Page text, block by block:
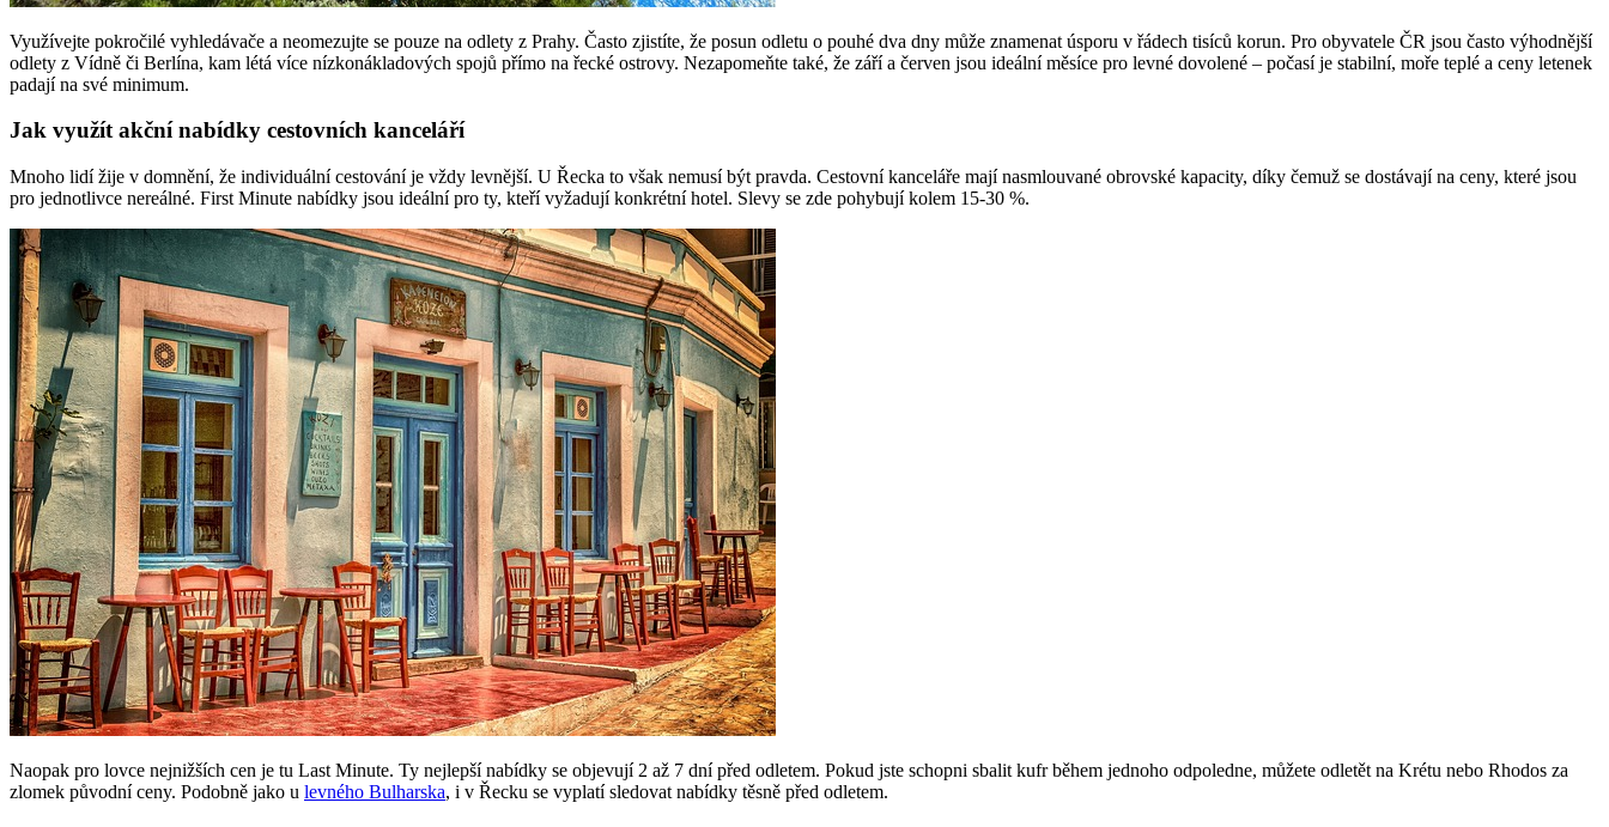
Využívejte pokročilé vyhledávače a neomezujte se pouze na odlety z Prahy. Často zjistíte, že posun odletu o pouhé dva dny může znamenat úsporu v řádech tisíců korun. Pro obyvatele ČR jsou často výhodnější
odlety z Vídně či Berlína, kam létá více nízkonákladových spojů přímo na řecké ostrovy. Nezapomeňte také, že září a červen jsou ideální měsíce pro levné dovolené – počasí je stabilní, moře teplé a ceny letenek
padají na své minimum.
Jak využít akční nabídky cestovních kanceláří
Mnoho lidí žije v domnění, že individuální cestování je vždy levnější. U Řecka to však nemusí být pravda. Cestovní kanceláře mají nasmlouvané obrovské kapacity, díky čemuž se dostávají na ceny, které jsou
pro jednotlivce nereálné. First Minute nabídky jsou ideální pro ty, kteří vyžadují konkrétní hotel. Slevy se zde pohybují kolem 15-30 %.
Naopak pro lovce nejnižších cen je tu Last Minute. Ty nejlepší nabídky se objevují 2 až 7 dní před odletem. Pokud jste schopni sbalit kufr během jednoho odpoledne, můžete odletět na Krétu nebo Rhodos za
zlomek původní ceny. Podobně jako u levného Bulharska, i v Řecku se vyplatí sledovat nabídky těsně před odletem.